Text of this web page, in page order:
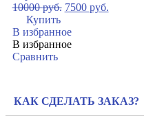
10000руб. 7500 руб.
Купить
В избранное
В избранное
Сравнить
КАК СДЕЛАТЬ ЗАКАЗ?